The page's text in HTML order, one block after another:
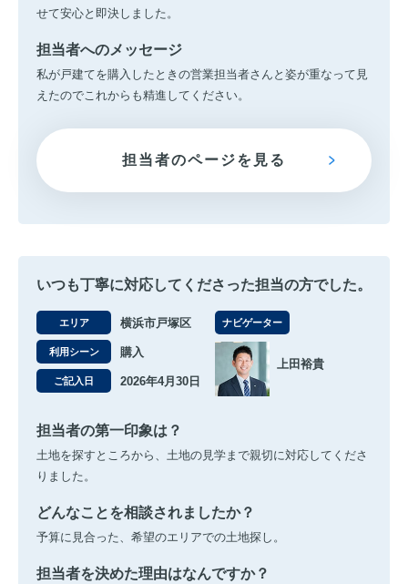
せて安心と即決しました。
担当者へのメッセージ
私が戸建てを購入したときの営業担当者さんと姿が重なって見
えたのでこれからも精進してください。
担当者のページを見る
いつも丁寧に対応してくださった担当の方でした。
エリア 横浜市戸塚区
利用シーン 購入
ご記入日 2026年4月30日
ナビゲーター
上田裕貴
担当者の第一印象は？
土地を探すところから、土地の見学まで親切に対応してくださ
りました。
どんなことを相談されましたか？
予算に見合った、希望のエリアでの土地探し。
担当者を決めた理由はなんですか？